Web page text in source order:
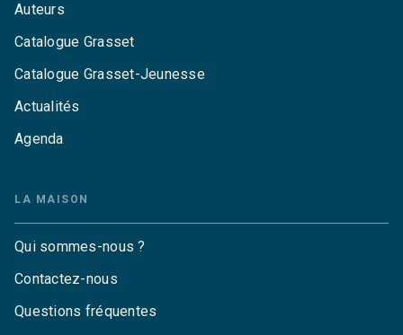
Auteurs
Catalogue Grasset
Catalogue Grasset-Jeunesse
Actualités
Agenda
LA MAISON
Qui sommes-nous ?
Contactez-nous
Questions fréquentes